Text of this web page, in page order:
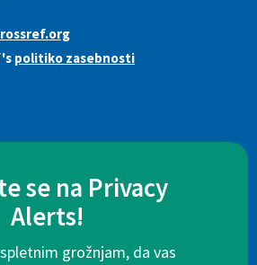
politiko zasebnosti
se na Privacy
Alerts!
grožnjam, da vas